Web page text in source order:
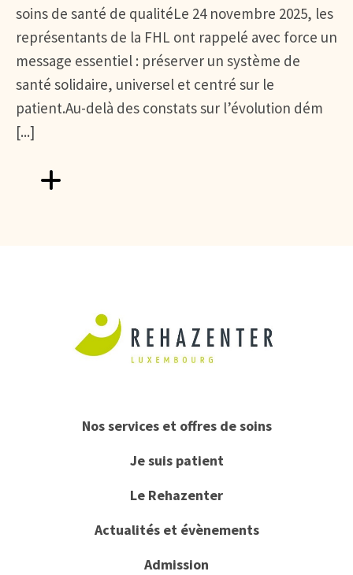
soins de santé de qualitéLe 24 novembre 2025, les
représentants de la FHL ont rappelé avec force un
message essentiel : préserver un système de
santé solidaire, universel et centré sur le
patient.Au-delà des constats sur l’évolution dém
[...]
Aller vers FHL : Garantir un accès universel et de qualité
Nos services et offres de soins
Je suis patient
Le Rehazenter
Actualités et évènements
Admission